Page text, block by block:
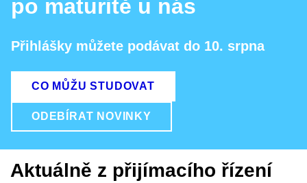
po maturitě u nás
Přihlášky můžete podávat do 10. srpna
CO MŮŽU STUDOVAT
ODEBÍRAT NOVINKY
Aktuálně z přijímacího řízení